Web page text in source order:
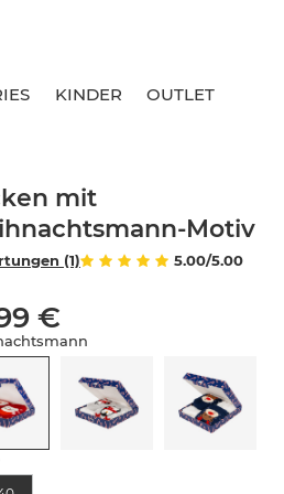
KINDER OUTLET
mit
Motiv
5.00/5.00
(1)
€